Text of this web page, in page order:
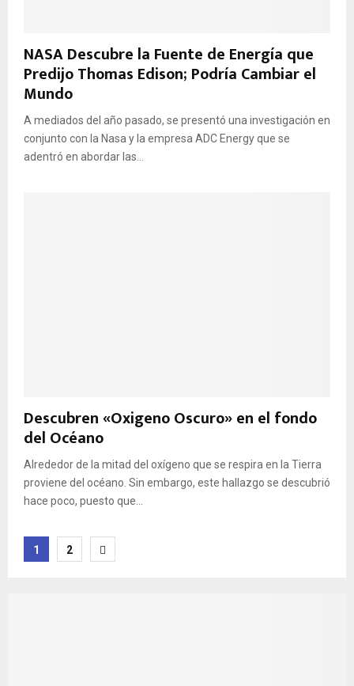
NASA Descubre la Fuente de Energía que
Predijo Thomas Edison; Podría Cambiar el
Mundo
A mediados del año pasado, se presentó una investigación en
conjunto con la Nasa y la empresa ADC Energy que se
adentró en abordar las...
Descubren «Oxigeno Oscuro» en el fondo
del Océano
Alrededor de la mitad del oxígeno que se respira en la Tierra
proviene del océano. Sin embargo, este hallazgo se descubrió
hace poco, puesto que...
Paginación
1 2